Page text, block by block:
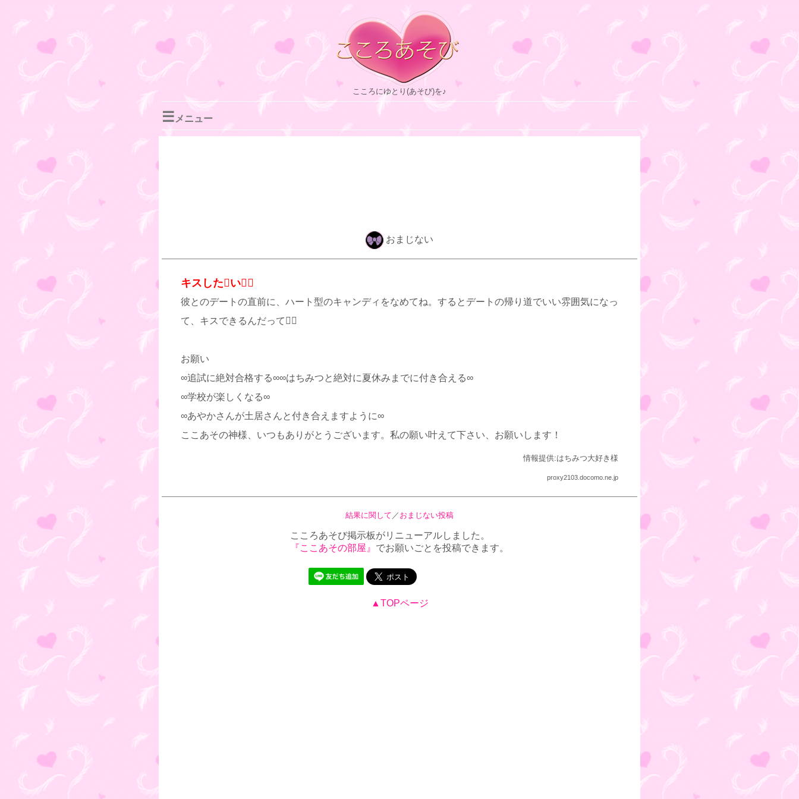
こころにゆとり(あそび)を♪
☰ メニュー
おまじない
キスしたい
彼とのデートの直前に、ハート型のキャンディをなめてね。するとデートの帰り道でいい雰囲気になっ
て、キスできるんだって
お願い
∞追試に絶対合格する∞∞はちみつと絶対に夏休みまでに付き合える∞
∞学校が楽しくなる∞
∞あやかさんが土居さんと付き合えますように∞
ここあその神様、いつもありがとうございます。私の願い叶えて下さい、お願いします！
情報提供:はちみつ大好き様
proxy2103.docomo.ne.jp
結果に関して ／ おまじない投稿
こころあそび掲示板がリニューアルしました。
『ここあその部屋』 でお願いごとを投稿できます。
▲TOPページ